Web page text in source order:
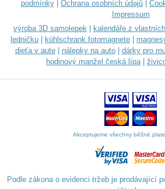
podmínky
Ochrana osobních údajů
Impressum
výroba 3D samolepek
kalendáře z
ledničku
kühlschrank fotomagnete
dieťa v aute| nálepky na auto| dárky pro
hodinový manžel česká lípa|
Akceptujeme všechny běžné
Podle zákona o evidenci tržeb je prodávající